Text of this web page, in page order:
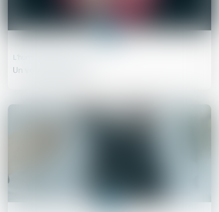
Un voisinage bruyant
L'humour et la justice